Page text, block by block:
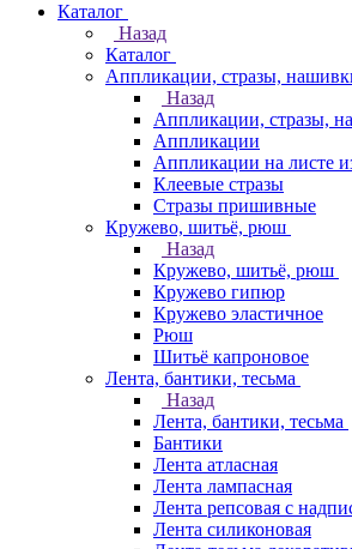
Каталог
Назад
Каталог
Аппликации, стразы,
Назад
Аппликации, стразы,
Аппликации
Аппликации на листе
Клеевые стразы
Стразы пришивные
Кружево, шитьё, рюш
Назад
Кружево, шитьё, рюш
Кружево гипюр
Кружево эластичное
Рюш
Шитьё капроновое
Лента, бантики, тесьма
Назад
Лента, бантики, тесьма
Бантики
Лента атласная
Лента лампасная
Лента репсовая с
Лента силиконовая